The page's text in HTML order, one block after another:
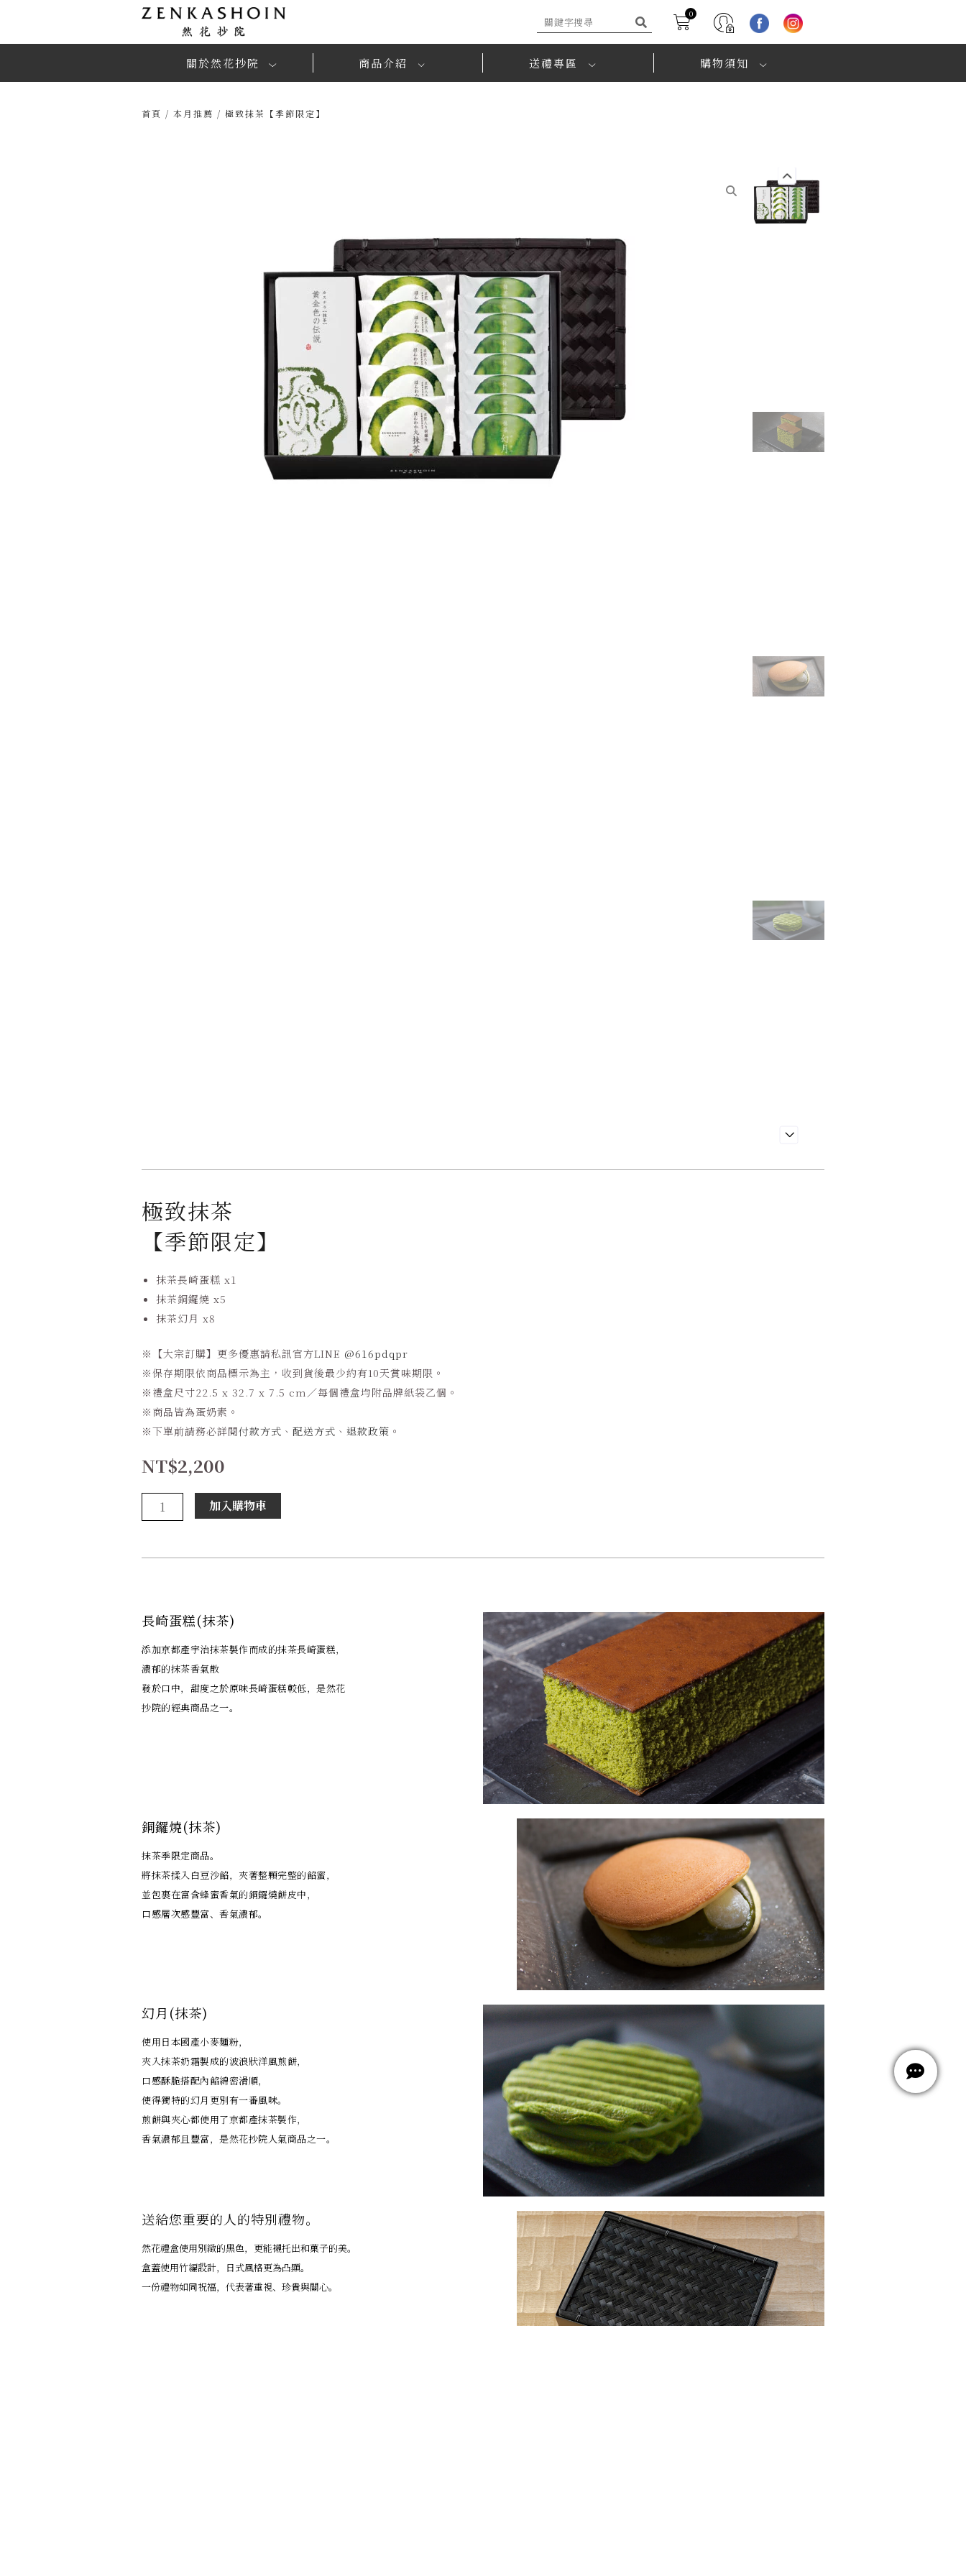
主
內
搜
尋
0購
物
籃
關於然花抄院 商品介紹 送禮專區 購物須知
首頁 / 本月推薦 / 極致抹茶【季節限定】
極致抹茶
【季節限定】
抹茶長崎蛋糕 x1
抹茶銅鑼燒 x5
抹茶幻月 x8
※ 【大宗訂購】更多優惠請私訊官方LINE @616pdqpr
※保存期限依商品標示為主，收到貨後最少約有10天賞味期限。
※ 禮盒尺寸22.5 x 32.7 x 7.5 cm／每個禮盒均附品牌紙袋乙個。
※ 商品皆為蛋奶素。
※下單前請務必詳閱付款方式 、 配送方式 、 退款政策 。
NT$2,200
致
茶
限
數
量
加入購物車
長崎蛋糕(抹茶)
添加京都產宇治抹茶製作而成的抹茶長崎蛋糕，
濃郁的抹茶香氣散
發於口中，甜度之於原味長崎蛋糕較低，是然花
抄院的經典商品之一。
銅鑼燒(抹茶)
抹茶季限定商品。
將抹茶揉入白豆沙餡，夾著整顆完整的餡蜜，
並包裹在富含蜂蜜香氣的銅鑼燒餅皮中，
口感層次感豐富、香氣濃郁。
幻月(抹茶)
使用日本國產小麥麵粉，
夾入抹茶奶霜製成的波浪狀洋風煎餅，
口感酥脆搭配內餡綿密滑順，
使得獨特的幻月更別有一番風味。
煎餅與夾心都使用了京都產抹茶製作，
香氣濃郁且豐富，是然花抄院人氣商品之一。
送給您重要的人的特別禮物。
然花禮盒使用別緻的黑色，更能襯托出和菓子的美。
盒蓋使用竹編設計，日式風格更為凸顯。
一份禮物如同祝福，代表著重視、珍貴與關心。